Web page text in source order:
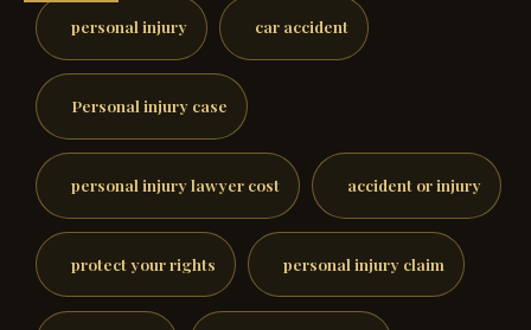
personal injury car accident
Personal injury case
personal injury lawyer cost accident or injury
protect your rights personal injury claim